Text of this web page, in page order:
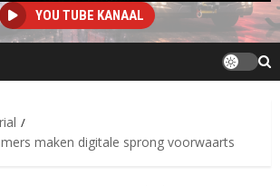
YOU TUBE KANAAL
maken digitale sprong voorwaarts